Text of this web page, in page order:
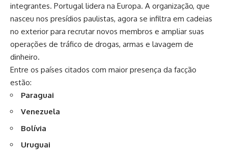
integrantes. Portugal lidera na Europa. A organização, que
nasceu nos presídios paulistas, agora se infiltra em cadeias
no exterior para recrutar novos membros e ampliar suas
operações de tráfico de drogas, armas e lavagem de
dinheiro.
Entre os países citados com maior presença da facção
estão:
Paraguai
Venezuela
Bolívia
Uruguai